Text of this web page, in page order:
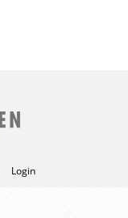
Login